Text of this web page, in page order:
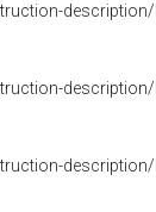
description/
description/
description/